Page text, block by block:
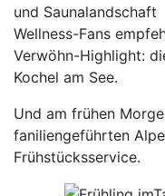
und
Wellness-Fans
Verwöhn-Highlight:
Kochel am See.
Und am frühen
faniliengeführten
Frühstücksservice.